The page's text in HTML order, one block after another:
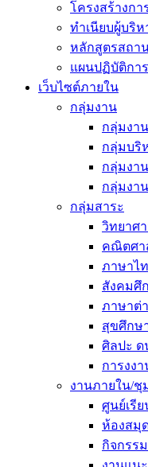
โครงสร้างก
ทำเนียบผู้บริห
หลักสูตรสถา
แผนปฏิบัติกา
เว็บไซต์ภายใน
กลุ่มงาน
กลุ่มงา
กลุ่มบริ
กลุ่มงา
กลุ่มงา
กลุ่มสาระ
วิทยาศ
คณิตศา
ภาษาไ
สังคมศึ
ภาษาต่
สุขศึกษ
ศิลปะ ด
การงง
งานภายใน/ชุ
ศูนย์เรี
ห้องสมุ
กิจกรร